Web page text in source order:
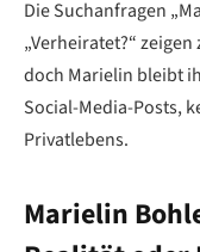
Die Suchanfragen
„Verheiratet?“
doch Marielin bleibt
Social-Media-Posts,
Privatlebens.
Marielin